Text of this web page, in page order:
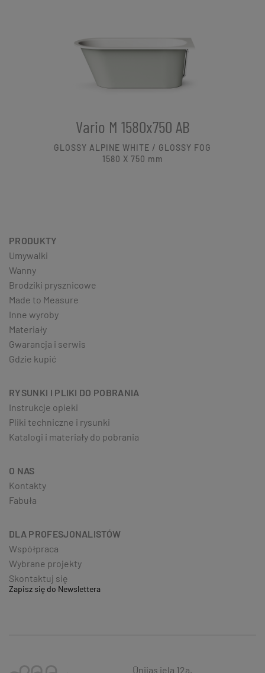
Vario M 1580x750 AB
GLOSSY ALPINE WHITE / GLOSSY FOG
1580 X 750 mm
PRODUKTY
Umywalki
Wanny
Brodziki prysznicowe
Made to Measure
Inne wyroby
Materiały
Gwarancja i serwis
Gdzie kupić
RYSUNKI I PLIKI DO POBRANIA
Instrukcje opieki
Pliki techniczne i rysunki
Katalogi i materiały do pobrania
O NAS
Kontakty
Fabuła
DLA PROFESJONALISTÓW
Współpraca
Wybrane projekty
Skontaktuj się
Zapisz się do Newslettera
Ūnijas iela 12a,